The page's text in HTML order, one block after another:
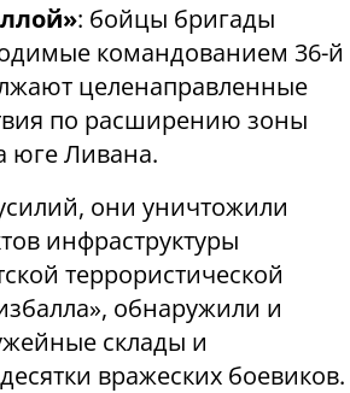
: бойцы бригады
командованием 36-й
целенаправленные
по расширению зоны
юге Ливана.
они уничтожили
инфраструктуры
террористической
обнаружили и
склады и
вражеских боевиков.